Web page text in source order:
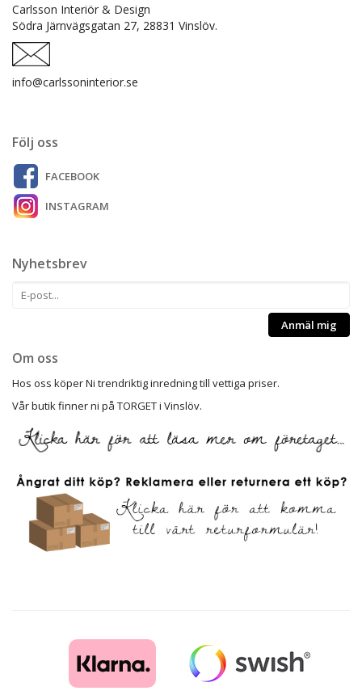
Carlsson Interiör & Design
Södra Järnvägsgatan 27, 28831 Vinslöv.
info@carlssoninterior.se
Följ oss
FACEBOOK
INSTAGRAM
Nyhetsbrev
Anmäl mig
Om oss
Hos oss köper Ni trendriktig inredning till vettiga priser.
Vår butik finner ni på TORGET i Vinslöv.